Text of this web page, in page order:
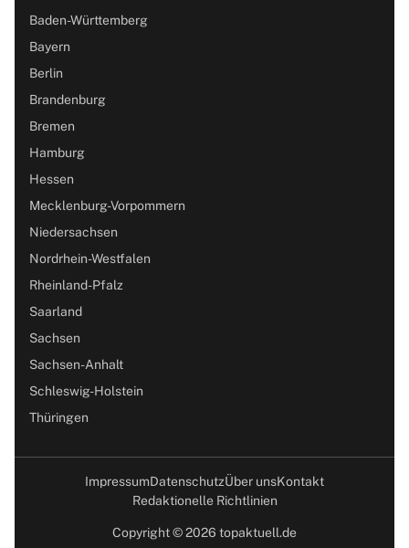
Baden-Württemberg
Bayern
Berlin
Brandenburg
Bremen
Hamburg
Hessen
Mecklenburg-Vorpommern
Niedersachsen
Nordrhein-Westfalen
Rheinland-Pfalz
Saarland
Sachsen
Sachsen-Anhalt
Schleswig-Holstein
Thüringen
ImpressumDatenschutzÜber unsKontakt
Redaktionelle Richtlinien
Copyright © 2026 topaktuell.de